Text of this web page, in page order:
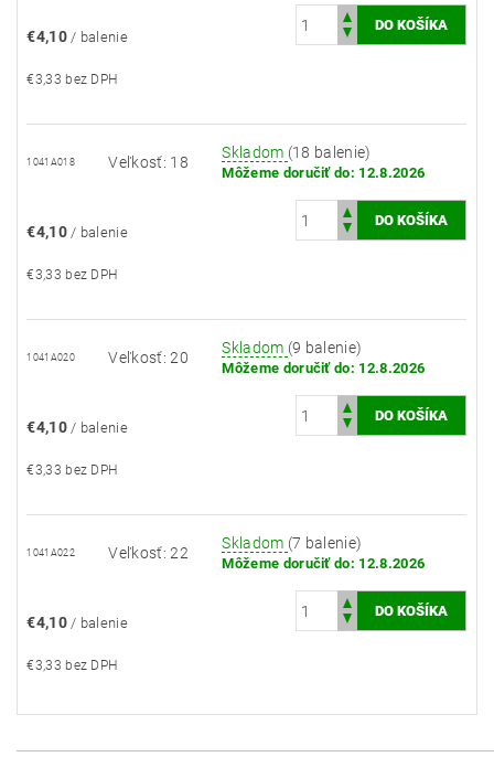
€4,10 / balenie
€3,33 bez DPH
1041A018 Veľkosť: 18
Skladom (18 balenie)
Môžeme doručiť do: 12.8.2026
€4,10 / balenie
€3,33 bez DPH
1041A020 Veľkosť: 20
Skladom (9 balenie)
Môžeme doručiť do: 12.8.2026
€4,10 / balenie
€3,33 bez DPH
1041A022 Veľkosť: 22
Skladom (7 balenie)
Môžeme doručiť do: 12.8.2026
€4,10 / balenie
€3,33 bez DPH